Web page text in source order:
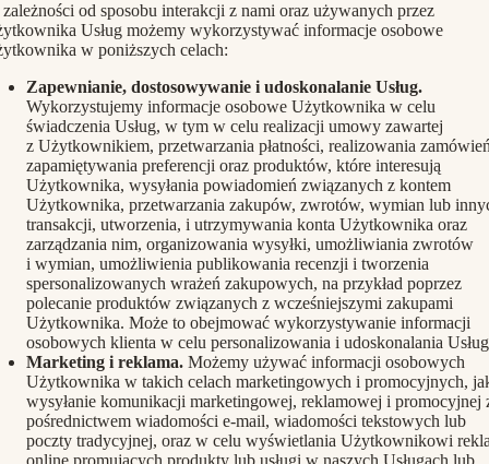
od sposobu interakcji z nami oraz używanych przez
Usług możemy wykorzystywać informacje osobowe
w poniższych celach:
Zapewnianie, dostosowywanie i udoskonalanie Usług.
Wykorzystujemy informacje osobowe Użytkownika w celu
świadczenia Usług, w tym w celu realizacji umowy zawartej
z Użytkownikiem, przetwarzania płatności, realizowania
zapamiętywania preferencji oraz produktów, które interesują
Użytkownika, wysyłania powiadomień związanych z kontem
Użytkownika, przetwarzania zakupów, zwrotów, wymian lub
transakcji, utworzenia, i utrzymywania konta Użytkownika oraz
zarządzania nim, organizowania wysyłki, umożliwiania zwrotów
i wymian, umożliwienia publikowania recenzji i tworzenia
spersonalizowanych wrażeń zakupowych, na przykład poprzez
polecanie produktów związanych z wcześniejszymi zakupami
Użytkownika. Może to obejmować wykorzystywanie informacji
osobowych klienta w celu personalizowania i udoskonalania
Marketing i reklama. Możemy używać informacji osobowych
Użytkownika w takich celach marketingowych i promocyjnych,
wysyłanie komunikacji marketingowej, reklamowej i promocyjnej
pośrednictwem wiadomości e-mail, wiadomości tekstowych lub
poczty tradycyjnej, oraz w celu wyświetlania Użytkownikowi